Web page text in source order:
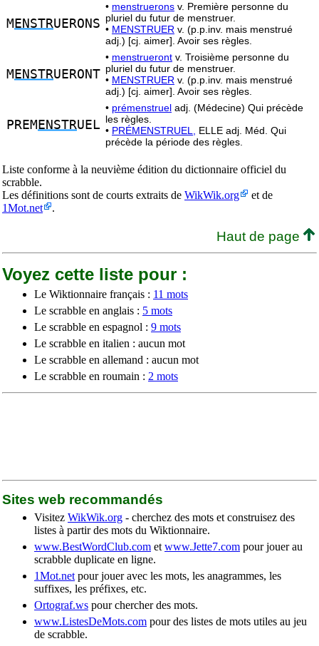
M ENSTRUERONS
• menstruerons v. Première personne du
pluriel du futur de menstruer.
• MENSTRUER v. (p.p.inv. mais menstrué
adj.) [cj. aimer]. Avoir ses règles.
M ENSTRUERONT
• menstrueront v. Troisième personne du
pluriel du futur de menstruer.
• MENSTRUER v. (p.p.inv. mais menstrué
adj.) [cj. aimer]. Avoir ses règles.
PREM ENSTRUEL
• prémenstruel adj. (Médecine) Qui précède
les règles.
• PRÉMENSTRUEL,
ELLE adj. Méd. Qui
précède la période des règles.
Liste conforme à la neuvième édition du dictionnaire officiel du
scrabble.
Les définitions sont de courts extraits de WikWik.org
et de
1Mot.net
.
Haut de page
Voyez cette liste pour :
Le Wiktionnaire français : 11 mots
Le scrabble en anglais : 5 mots
Le scrabble en espagnol : 9 mots
Le scrabble en italien : aucun mot
Le scrabble en allemand : aucun mot
Le scrabble en roumain : 2 mots
Sites web recommandés
Visitez WikWik.org - cherchez des mots et construisez des
listes à partir des mots du Wiktionnaire.
www.BestWordClub.com et www.Jette7.com pour jouer au
scrabble duplicate en ligne.
1Mot.net pour jouer avec les mots, les anagrammes, les
suffixes, les préfixes, etc.
Ortograf.ws pour chercher des mots.
www.ListesDeMots.com pour des listes de mots utiles au jeu
de scrabble.